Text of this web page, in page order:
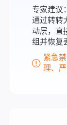
专家建议
通过转转
动层，直
组并恢复
紧急
理、